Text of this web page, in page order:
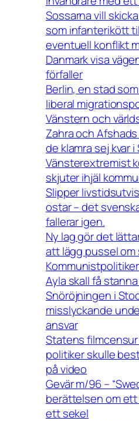
Sossarna vill
som infanterikött
eventuell konflikt
Danmark visa
förfaller
Berlin, en stad
liberal
Vänstern och
Zahra och
de klamra sej kvar i
Vänsterextremist
skjuter ihjäl
Slipper
ostar – det
fallerar igen.
Ny lag gör det
att lägg pussel om
Ayla skall få
Snöröjningen i
misslyckande
ansvar
Statens
politiker skulle
på video
Gevär m/96 –
berättelsen om ett
ett sekel